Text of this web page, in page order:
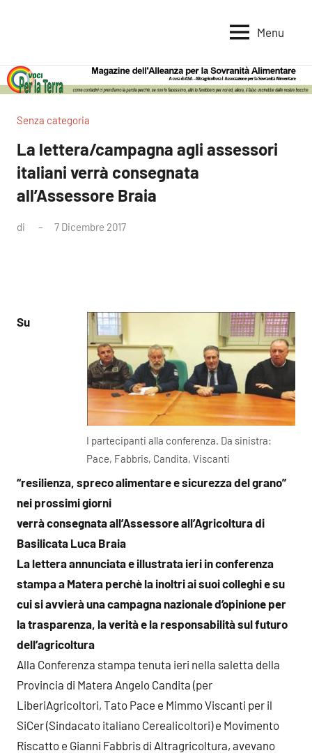
per
la
Terra
per
la
Alimentare
Menu
Senza categoria
La lettera/campagna agli assessori
italiani verrà consegnata
all’Assessore Braia
di 7 Dicembre 2017
I partecipanti alla conferenza. Da sinistra:
Pace, Fabbris, Candita, Viscanti
Su
“resilienza, spreco alimentare e sicurezza del grano”
nei prossimi giorni
verrà consegnata all’Assessore all’Agricoltura di
Basilicata Luca Braia
La lettera annunciata e illustrata ieri in conferenza
stampa a Matera perchè la inoltri ai suoi colleghi e su
cui si avvieràuna campagna nazionale d’opinione per
la trasparenza, la verità e la responsabilità sul futuro
dell’agricoltura
Alla Conferenza stampa tenuta ieri nella saletta della
Provincia di Matera Angelo Candita (per
LiberiAgricoltori, Tato Pace e Mimmo Viscanti per il
SiCer (Sindacato italiano Cerealicoltori) e Movimento
Riscatto e Gianni Fabbris di Altragricoltura, avevano